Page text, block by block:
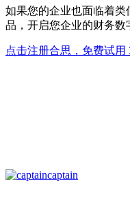
如果您的企业也面临着
品，开启您企业的财务数
点击注册合思，免费试用
captain